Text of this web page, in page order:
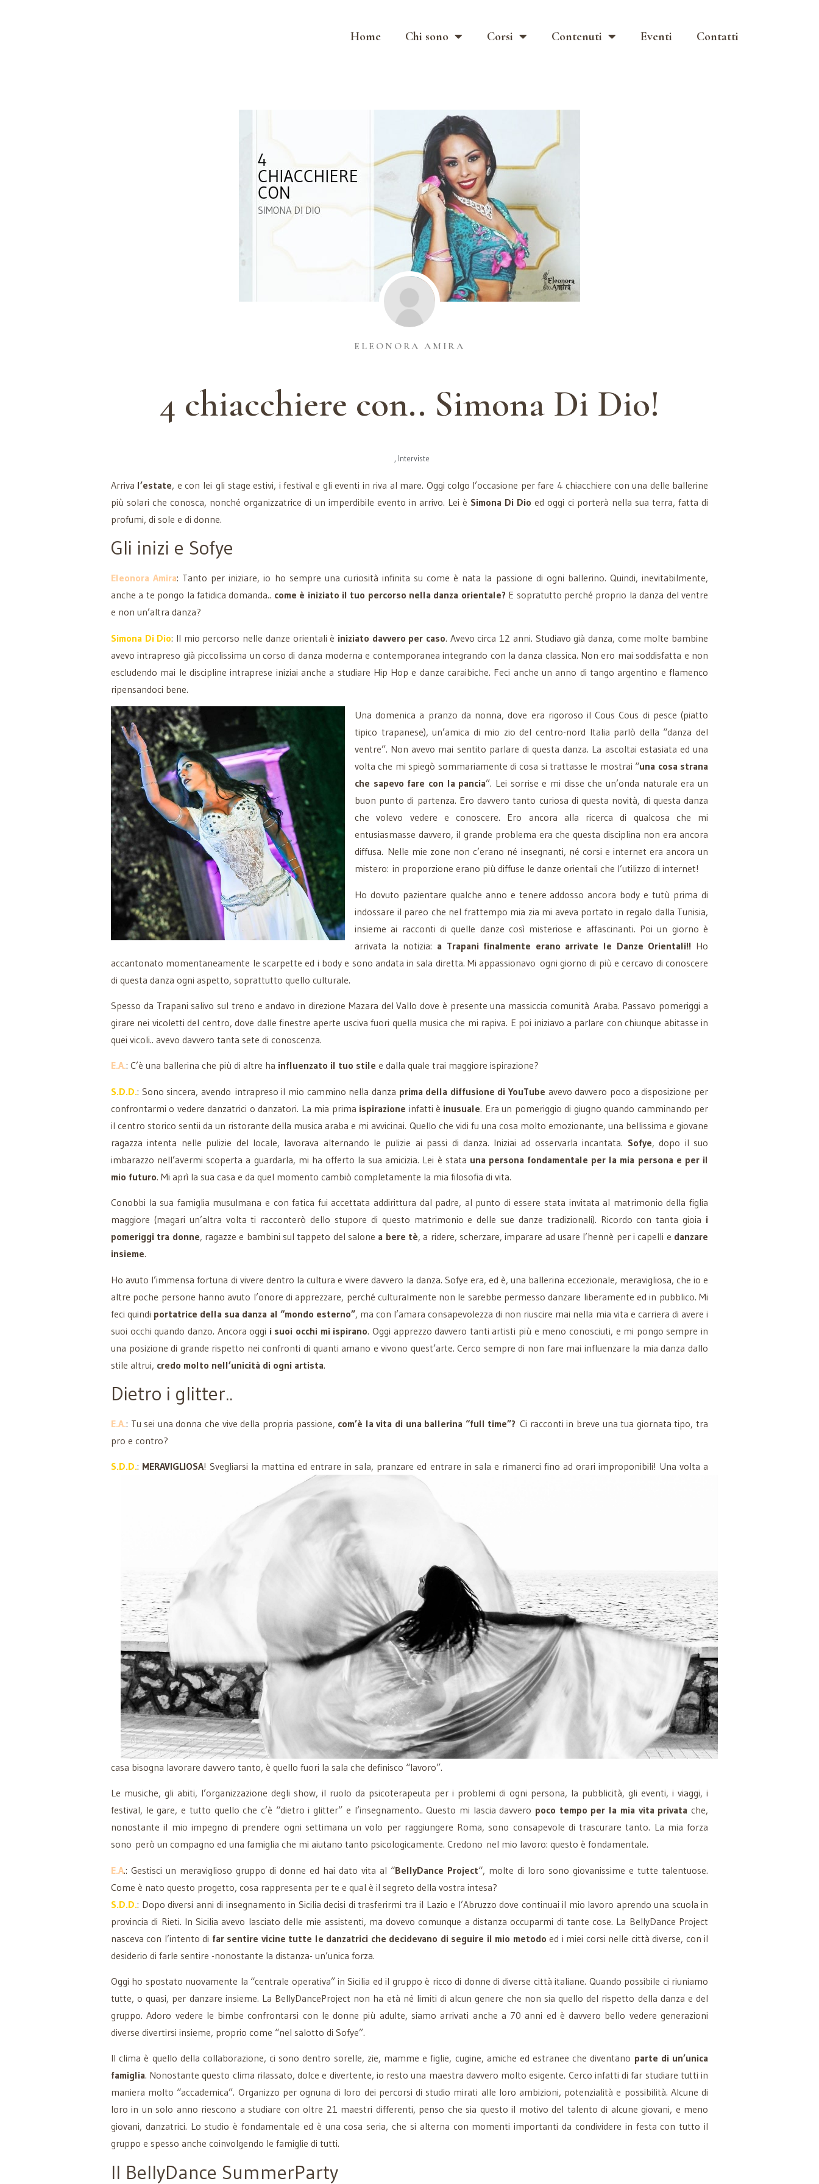
Home Chi sono Corsi Contenuti Eventi Contatti
ELEONORA AMIRA
4 chiacchiere con.. Simona Di Dio!
, Interviste
Arriva l’estate, e con lei gli stage estivi, i festival e gli eventi in riva al mare. Oggi colgo l’occasione per fare 4 chiacchiere con una delle ballerine
più solari che conosca, nonché organizzatrice di un imperdibile evento in arrivo. Lei è Simona Di Dio ed oggi ci porterà nella sua terra, fatta di
profumi, di sole e di donne.
Gli inizi e Sofye
Eleonora Amira: Tanto per iniziare, io ho sempre una curiosità infinita su come è nata la passione di ogni ballerino. Quindi, inevitabilmente,
anche a te pongo la fatidica domanda.. come è iniziato il tuo percorso nella danza orientale? E sopratutto perché proprio la danza del ventre
e non un’altra danza?
Simona Di Dio: Il mio percorso nelle danze orientali è iniziato davvero per caso. Avevo circa 12 anni. Studiavo già danza, come molte bambine
avevo intrapreso già piccolissima un corso di danza moderna e contemporanea integrando con la danza classica. Non ero mai soddisfatta e non
escludendo mai le discipline intraprese iniziai anche a studiare Hip Hop e danze caraibiche. Feci anche un anno di tango argentino e flamenco
ripensandoci bene.
Una domenica a pranzo da nonna, dove era rigoroso il Cous Cous di pesce (piatto
tipico trapanese), un’amica di mio zio del centro-nord Italia parlò della “danza del
ventre”. Non avevo mai sentito parlare di questa danza. La ascoltai estasiata ed una
volta che mi spiegò sommariamente di cosa si trattasse le mostrai “una cosa strana
che sapevo fare con la pancia”. Lei sorrise e mi disse che un’onda naturale era un
buon punto di partenza. Ero davvero tanto curiosa di questa novità, di questa danza
che volevo vedere e conoscere. Ero ancora alla ricerca di qualcosa che mi
entusiasmasse davvero, il grande problema era che questa disciplina non era ancora
diffusa. Nelle mie zone non c’erano né insegnanti, né corsi e internet era ancora un
mistero: in proporzione erano più diffuse le danze orientali che l’utilizzo di internet!
Ho dovuto pazientare qualche anno e tenere addosso ancora body e tutù prima di
indossare il pareo che nel frattempo mia zia mi aveva portato in regalo dalla Tunisia,
insieme ai racconti di quelle danze così misteriose e affascinanti. Poi un giorno è
arrivata la notizia: a Trapani finalmente erano arrivate le Danze Orientali!! Ho
accantonato momentaneamente le scarpette ed i body e sono andata in sala diretta. Mi appassionavo ogni giorno di più e cercavo di conoscere
di questa danza ogni aspetto, soprattutto quello culturale.
Spesso da Trapani salivo sul treno e andavo in direzione Mazara del Vallo dove è presente una massiccia comunità Araba. Passavo pomeriggi a
girare nei vicoletti del centro, dove dalle finestre aperte usciva fuori quella musica che mi rapiva. E poi iniziavo a parlare con chiunque abitasse in
quei vicoli.. avevo davvero tanta sete di conoscenza.
E.A.: C’è una ballerina che più di altre ha influenzato il tuo stile e dalla quale trai maggiore ispirazione?
S.D.D.: Sono sincera, avendo intrapreso il mio cammino nella danza prima della diffusione di YouTube avevo davvero poco a disposizione per
confrontarmi o vedere danzatrici o danzatori. La mia prima ispirazione infatti è inusuale. Era un pomeriggio di giugno quando camminando per
il centro storico sentii da un ristorante della musica araba e mi avvicinai. Quello che vidi fu una cosa molto emozionante, una bellissima e giovane
ragazza intenta nelle pulizie del locale, lavorava alternando le pulizie ai passi di danza. Iniziai ad osservarla incantata. Sofye, dopo il suo
imbarazzo nell’avermi scoperta a guardarla, mi ha offerto la sua amicizia. Lei è stata una persona fondamentale per la mia persona e per il
mio futuro. Mi aprì la sua casa e da quel momento cambiò completamente la mia filosofia di vita.
Conobbi la sua famiglia musulmana e con fatica fui accettata addirittura dal padre, al punto di essere stata invitata al matrimonio della figlia
maggiore (magari un’altra volta ti racconterò dello stupore di questo matrimonio e delle sue danze tradizionali). Ricordo con tanta gioia i
pomeriggi tra donne, ragazze e bambini sul tappeto del salone a bere tè, a ridere, scherzare, imparare ad usare l’hennè per i capelli e danzare
insieme.
Ho avuto l’immensa fortuna di vivere dentro la cultura e vivere davvero la danza. Sofye era, ed è, una ballerina eccezionale, meravigliosa, che io e
altre poche persone hanno avuto l’onore di apprezzare, perché culturalmente non le sarebbe permesso danzare liberamente ed in pubblico. Mi
feci quindi portatrice della sua danza al “mondo esterno”, ma con l’amara consapevolezza di non riuscire mai nella mia vita e carriera di avere i
suoi occhi quando danzo. Ancora oggi i suoi occhi mi ispirano. Oggi apprezzo davvero tanti artisti più e meno conosciuti, e mi pongo sempre in
una posizione di grande rispetto nei confronti di quanti amano e vivono quest’arte. Cerco sempre di non fare mai influenzare la mia danza dallo
stile altrui, credo molto nell’unicità di ogni artista.
Dietro i glitter..
E.A.: Tu sei una donna che vive della propria passione, com’è la vita di una ballerina “full time”?Ci racconti in breve una tua giornata tipo, tra
pro e contro?
S.D.D.: MERAVIGLIOSA! Svegliarsi la mattina ed entrare in sala, pranzare ed entrare in sala e rimanerci fino ad orari improponibili! Una volta a
casa bisogna lavorare davvero tanto, è quello fuori la sala che definisco “lavoro”.
Le musiche, gli abiti, l’organizzazione degli show, il ruolo da psicoterapeuta per i problemi di ogni persona, la pubblicità, gli eventi, i viaggi, i
festival, le gare, e tutto quello che c’è “dietro i glitter” e l’insegnamento.. Questo mi lascia davvero poco tempo per la mia vita privata che,
nonostante il mio impegno di prendere ogni settimana un volo per raggiungere Roma, sono consapevole di trascurare tanto. La mia forza
sono però un compagno ed una famiglia che mi aiutano tanto psicologicamente. Credono nel mio lavoro: questo è fondamentale.
E.A.: Gestisci un meraviglioso gruppo di donne ed hai dato vita al “BellyDance Project“, molte di loro sono giovanissime e tutte talentuose.
Come è nato questo progetto, cosa rappresenta per te e qual è il segreto della vostra intesa?
S.D.D.: Dopo diversi anni di insegnamento in Sicilia decisi di trasferirmi tra il Lazio e l’Abruzzo dove continuai il mio lavoro aprendo una scuola in
provincia di Rieti. In Sicilia avevo lasciato delle mie assistenti, ma dovevo comunque a distanza occuparmi di tante cose. La BellyDance Project
nasceva con l’intento di far sentire vicine tutte le danzatrici che decidevano di seguire il mio metodo ed i miei corsi nelle città diverse, con il
desiderio di farle sentire -nonostante la distanza- un’unica forza.
Oggi ho spostato nuovamente la “centrale operativa” in Sicilia ed il gruppo è ricco di donne di diverse città italiane. Quando possibile ci riuniamo
tutte, o quasi, per danzare insieme. La BellyDanceProject non ha età né limiti di alcun genere che non sia quello del rispetto della danza e del
gruppo. Adoro vedere le bimbe confrontarsi con le donne più adulte, siamo arrivati anche a 70 anni ed è davvero bello vedere generazioni
diverse divertirsi insieme, proprio come “nel salotto di Sofye”.
Il clima è quello della collaborazione, ci sono dentro sorelle, zie, mamme e figlie, cugine, amiche ed estranee che diventano parte di un’unica
famiglia. Nonostante questo clima rilassato, dolce e divertente, io resto una maestra davvero molto esigente. Cerco infatti di far studiare tutti in
maniera molto “accademica”. Organizzo per ognuna di loro dei percorsi di studio mirati alle loro ambizioni, potenzialità e possibilità. Alcune di
loro in un solo anno riescono a studiare con oltre 21 maestri differenti, penso che sia questo il motivo del talento di alcune giovani, e meno
giovani, danzatrici. Lo studio è fondamentale ed è una cosa seria, che si alterna con momenti importanti da condividere in festa con tutto il
gruppo e spesso anche coinvolgendo le famiglie di tutti.
Il BellyDance SummerParty